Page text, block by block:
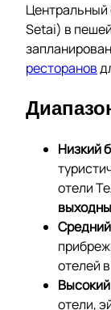
Setai) в
ресторанов
Низкий
отели
Средний
отелей
Высокий
отели,